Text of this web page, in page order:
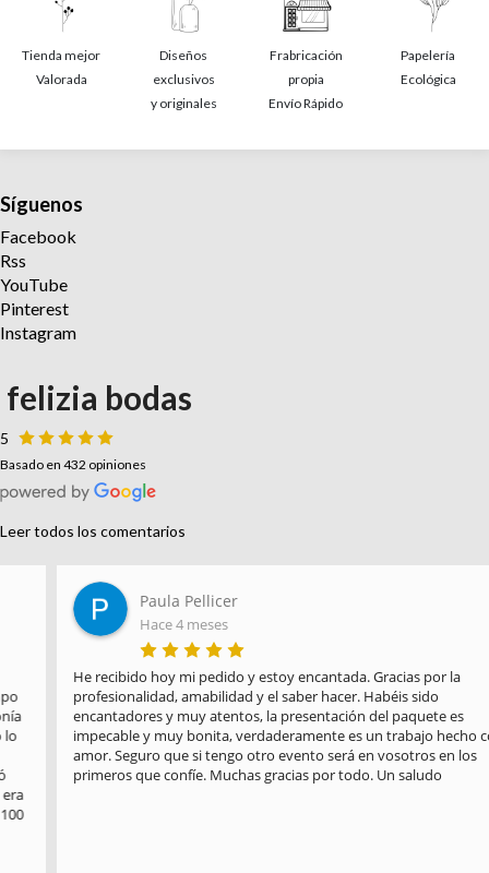
Tienda mejor
Valorada
Diseños
exclusivos
y originales
Frabricación
propia
Envío Rápido
Papelería
Ecológica
Síguenos
Facebook
Rss
YouTube
Pinterest
Instagram
felizia bodas
5
Basado en 432 opiniones
Leer todos los comentarios
Paula Pellicer
Hace 4 meses
He recibido hoy mi pedido y estoy encantada. Gracias por la
profesionalidad, amabilidad y el saber hacer. Habéis sido
encantadores y muy atentos, la presentación del paquete es
impecable y muy bonita, verdaderamente es un trabajo hecho con
amor. Seguro que si tengo otro evento será en vosotros en los
primeros que confíe. Muchas gracias por todo. Un saludo